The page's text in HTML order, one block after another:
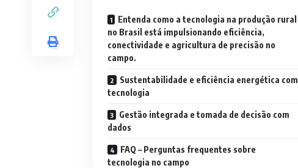
Entenda como a tecnologia na produção rural
no Brasil está impulsionando eficiência,
conectividade e agricultura de precisão no
campo.
Sustentabilidade e eficiência energética com
tecnologia
Gestão integrada e tomada de decisão com
dados
FAQ – Perguntas frequentes sobre
tecnologia no campo